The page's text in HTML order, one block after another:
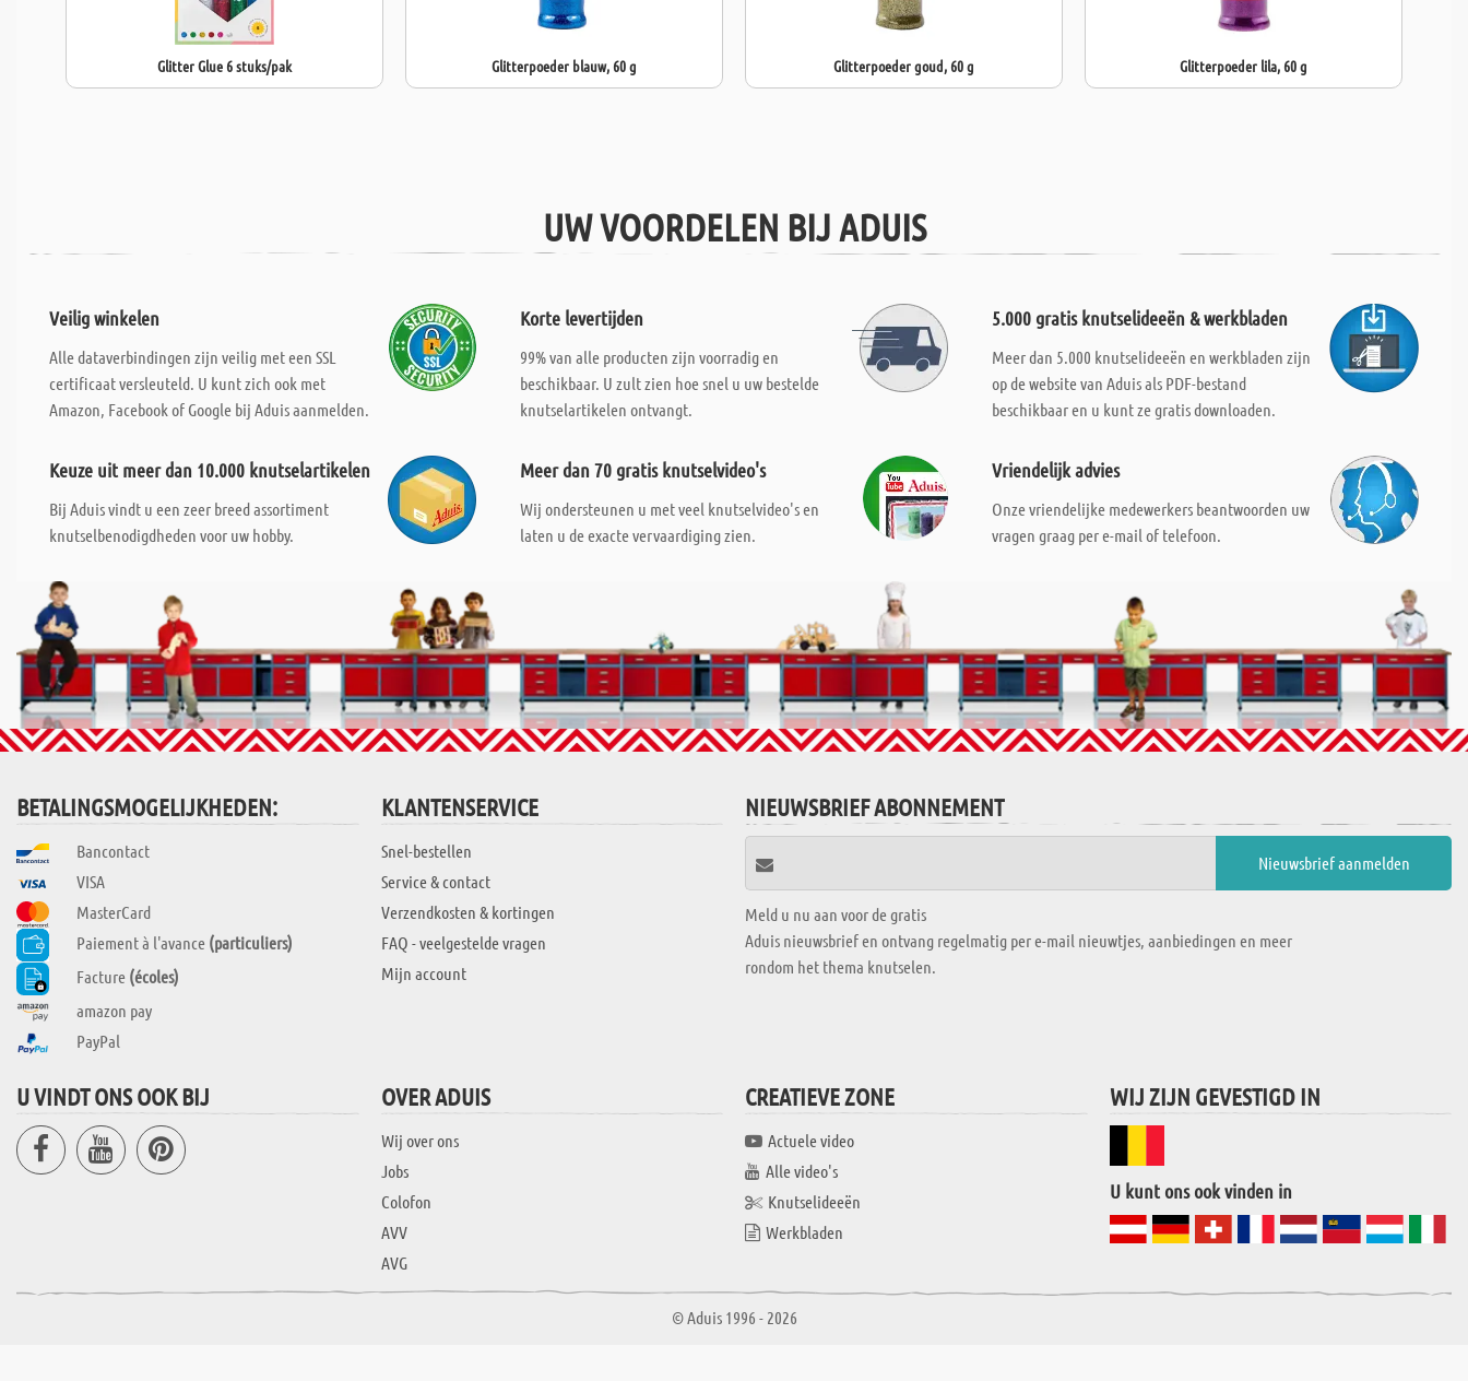
Glitter Glue 6 stuks/pak Glitterpoeder blauw, 60 g Glitterpoeder goud, 60 g Glitterpoeder lila, 60 g
UW VOORDELEN BIJ ADUIS
Veilig winkelen
Alle dataverbindingen zijn veilig met een SSL
certificaat versleuteld. U kunt zich ook met
Amazon, Facebook of Google bij Aduis aanmelden.
Korte levertijden
99% van alle producten zijn voorradig en
beschikbaar. U zult zien hoe snel u uw bestelde
knutselartikelen ontvangt.
5.000 gratis knutselideeën & werkbladen
Meer dan 5.000 knutselideeën en werkbladen zijn
op de website van Aduis als PDF-bestand
beschikbaar en u kunt ze gratis downloaden.
Keuze uit meer dan 10.000 knutselartikelen
Bij Aduis vindt u een zeer breed assortiment
knutselbenodigdheden voor uw hobby.
Meer dan 70 gratis knutselvideo's
Wij ondersteunen u met veel knutselvideo's en
laten u de exacte vervaardiging zien.
Vriendelijk advies
Onze vriendelijke medewerkers beantwoorden uw
vragen graag per e-mail of telefoon.
BETALINGSMOGELIJKHEDEN:
Bancontact
VISA
MasterCard
Paiement à l'avance (particuliers)
Facture (écoles)
amazon pay
PayPal
KLANTENSERVICE
Snel-bestellen
Service & contact
Verzendkosten & kortingen
FAQ - veelgestelde vragen
Mijn account
NIEUWSBRIEF ABONNEMENT
Meld u nu aan voor de gratis
Aduis nieuwsbrief en ontvang regelmatig per e-mail nieuwtjes, aanbiedingen en meer
rondom het thema knutselen.
U VINDT ONS OOK BIJ OVER ADUIS
Wij over ons
Jobs
Colofon
AVV
AVG
CREATIEVE ZONE
Actuele video
Alle video's
Knutselideeën
Werkbladen
WIJ ZIJN GEVESTIGD IN
U kunt ons ook vinden in
© Aduis 1996 - 2026